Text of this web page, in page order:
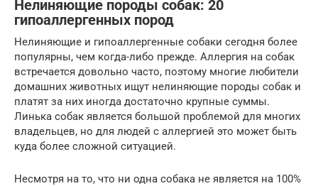
Нелиняющие породы собак: 20
гипоаллергенных пород
Нелиняющие и гипоаллергенные собаки сегодня более
популярны, чем когда-либо прежде. Аллергия на собак
встречается довольно часто, поэтому многие любители
домашних животных ищут нелиняющие породы собак и
платят за них иногда достаточно крупные суммы.
Линька собак является большой проблемой для многих
владельцев, но для людей с аллергией это может быть
куда более сложной ситуацией.
Несмотря на то, что ни одна собака не является на 100%